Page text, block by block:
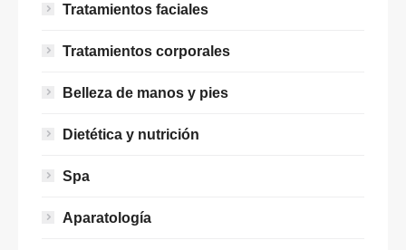
Tratamientos faciales
Tratamientos corporales
Belleza de manos y pies
Dietética y nutrición
Spa
Aparatología